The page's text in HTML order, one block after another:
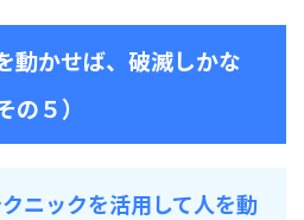
かせば、破滅しかな
５）
ニックを活用して人を動